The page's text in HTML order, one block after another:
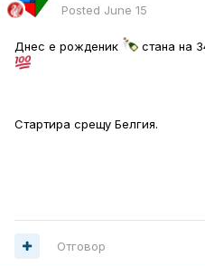
Posted June 15
Днес е рожденик стана на
Стартира срещу Белгия.
Отговор